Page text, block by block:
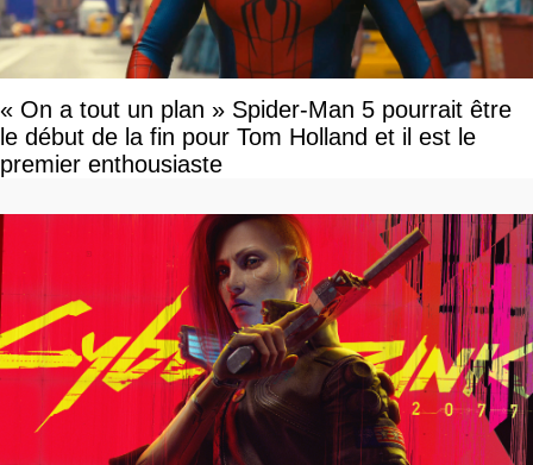
« On a tout un plan » Spider-Man 5 pourrait être
le début de la fin pour Tom Holland et il est le
premier enthousiaste